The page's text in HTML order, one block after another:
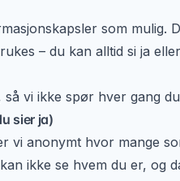
som mulig.
– du kan alltid si ja
vi ikke spør hver gang
sier ja)
vi anonymt hvor mange
ikke se hvem du er, og